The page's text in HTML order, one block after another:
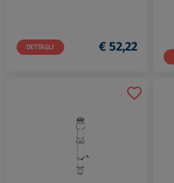
DETTAGLI € 52,22